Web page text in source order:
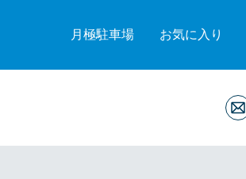
月極駐車場 お気に入り